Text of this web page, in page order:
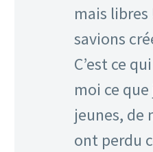
mais libres
savions
C’est ce
moi ce que
jeunes, de
ont perdu